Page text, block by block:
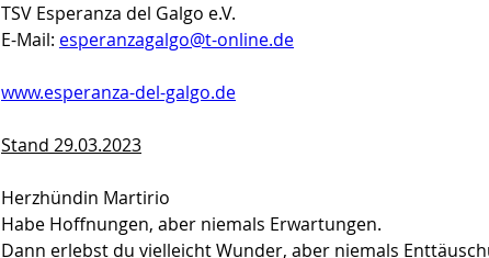
TSV Esperanza del Galgo e.V.
E-Mail: esperanzagalgo@t-online.de
www.esperanza-del-galgo.de
Stand 29.03.2023
Herzhündin Martirio
Habe Hoffnungen, aber niemals Erwartungen.
Dann erlebst du vielleicht Wunder, aber niemals